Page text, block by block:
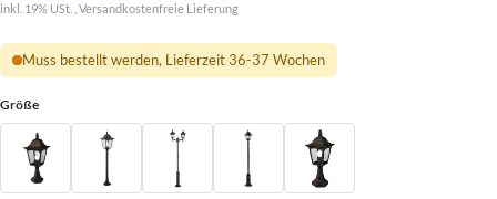
inkl. 19% USt. , Versandkostenfreie Lieferung
Muss bestellt werden, Lieferzeit 36-37 Wochen
Größe